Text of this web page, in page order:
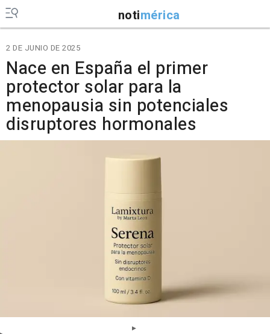
notimérica
2 DE JUNIO DE 2025
Nace en España el primer
protector solar para la
menopausia sin potenciales
disruptores hormonales